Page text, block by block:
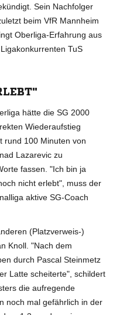
Sein Nachfolger
beim VfR Mannheim
Oberliga-Erfahrung aus
TuS
hätte die SG 2000
Wiederaufstieg
rund 100 Minuten von
Lazarevic zu
fassen. "Ich bin ja
nicht erlebt", muss der
aktive SG-Coach
(Platzverweis-)
Knoll. "Nach dem
durch Pascal Steinmetz
Latte scheiterte", schildert
die aufregende
noch mal gefährlich in der